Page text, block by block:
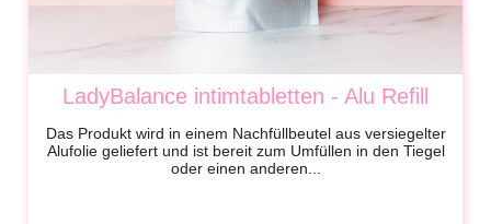
LadyBalance intimtabletten - Alu Refill
Das Produkt wird in einem Nachfüllbeutel aus versiegelter
Alufolie geliefert und ist bereit zum Umfüllen in den Tiegel
oder einen anderen...